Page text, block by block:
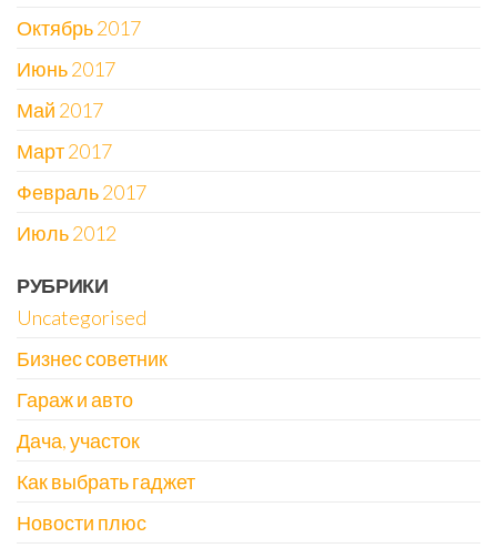
Октябрь 2017
Июнь 2017
Май 2017
Март 2017
Февраль 2017
Июль 2012
РУБРИКИ
Uncategorised
Бизнес советник
Гараж и авто
Дача, участок
Как выбрать гаджет
Новости плюс